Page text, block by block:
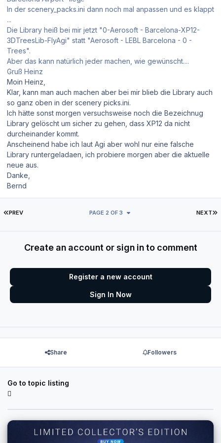
In der scenery_packs.ini dann noch mal anpassen und es klappt
...
Die Library heiß bei mir jetzt "0-Aerosoft - Barcelona-XP12-
3DTreesLib-FlyAgi" statt "Aerosoft - LEBL Barcelona - 0 -
Trees".
Aber das kann natürlich jeder machen, wie gewünscht....
Gruß Heinz
Moin Heinz,
Klar, kann man auch machen aber bei mir blieb die Library auch
so ganz oben in der scenery picks.ini.
Ich hätte sonst morgen versuchsweise noch die Bezeichnug
Library gelöscht um sicher zu gehen, dass XP12 da nicht
durcheinander kommt.
Anscheinend habe ich laut Agi aber wohl nur eine falsche
Library runtergeladaen, ich probiere morgen aber die aktuelle
neue aus.
Danke,
Bernd
FIRST PAGE
PREV NEXT
PAGE 2 OF 3
Create an account or sign in to comment
Register a new account
Sign In Now
Share Followers
Go to topic listing